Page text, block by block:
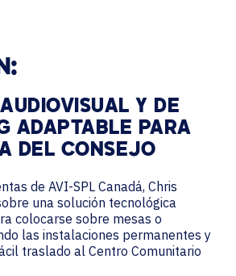
Y DE
ADAPTABLE PARA
DEL CONSEJO
de AVI-SPL Canadá, Chris
una solución tecnológica
colocarse sobre mesas o
las instalaciones permanentes y
traslado al Centro Comunitario